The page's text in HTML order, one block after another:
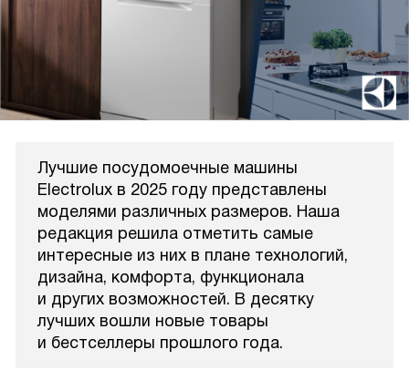
Лучшие посудомоечные машины
Electrolux в 2025 году представлены
моделями различных размеров. Наша
редакция решила отметить самые
интересные из них в плане технологий,
дизайна, комфорта, функционала
и других возможностей. В десятку
лучших вошли новые товары
и бестселлеры прошлого года.